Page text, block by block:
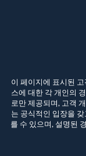
이 페이지에 표시된
스에 대한 각 개인의
로만 제공되며, 고객
는 공식적인 입장을
를 수 있으며, 설명된